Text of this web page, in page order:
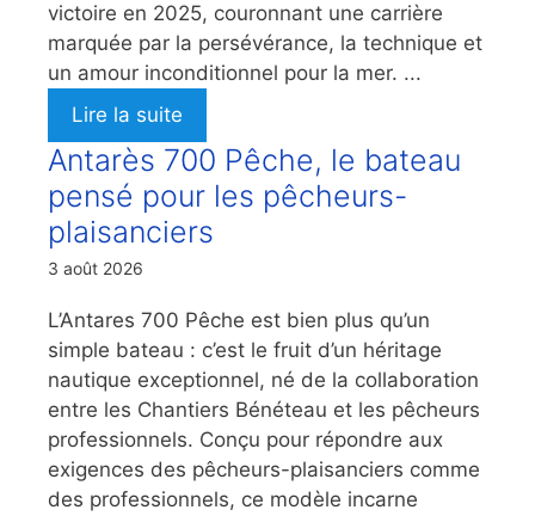
victoire en 2025, couronnant une carrière
marquée par la persévérance, la technique et
un amour inconditionnel pour la mer. ...
Lire la suite
Antarès 700 Pêche, le bateau
pensé pour les pêcheurs-
plaisanciers
3 août 2026
L’Antares 700 Pêche est bien plus qu’un
simple bateau : c’est le fruit d’un héritage
nautique exceptionnel, né de la collaboration
entre les Chantiers Bénéteau et les pêcheurs
professionnels. Conçu pour répondre aux
exigences des pêcheurs-plaisanciers comme
des professionnels, ce modèle incarne